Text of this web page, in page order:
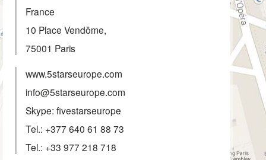
France
10 Place Vendôme,
75001 Paris
www.5starseurope.com
info@5starseurope.com
Skype: fivestarseurope
Tel.: +377 640 61 88 73
Tel.: +33 977 218 718